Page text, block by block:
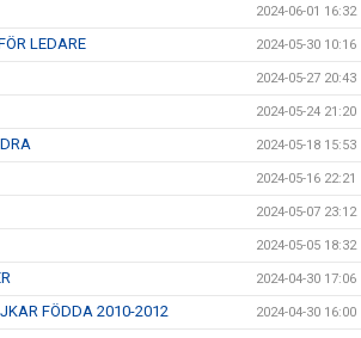
2024-06-01 16:32
LEDARE 2024-05-30 10:16
2024-05-27 20:43
2024-05-24 21:20
2024-05-18 15:53
2024-05-16 22:21
2024-05-07 23:12
2024-05-05 18:32
2024-04-30 17:06
FÖDDA 2010-2012 2024-04-30 16:00